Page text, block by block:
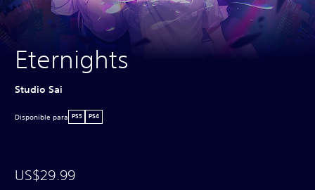
Eternights
Studio Sai
Disponible para PS5 PS4
US$29.99